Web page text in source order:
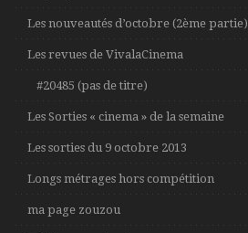
Les nouveautés d’octobre (2ème partie)
Les revues de VivalaCinema
#20485 (pas de titre)
Les Sorties « cinema » de la semaine
Les sorties du 9 octobre 2013
Longs métrages hors compétition
ma page zouzou